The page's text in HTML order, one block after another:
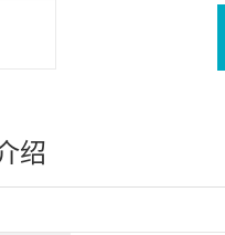
绍